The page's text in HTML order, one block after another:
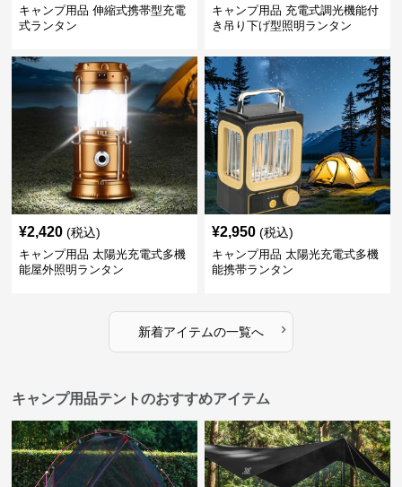
キャンプ用品 伸縮式携帯型充電
式ランタン
キャンプ用品 充電式調光機能付
き吊り下げ型照明ランタン
¥2,420 (税込)
キャンプ用品 太陽光充電式多機
能屋外照明ランタン
¥2,950 (税込)
キャンプ用品 太陽光充電式多機
能携帯ランタン
新着アイテムの一覧へ ›
キャンプ用品テントのおすすめアイテム